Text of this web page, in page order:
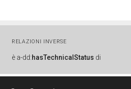
RELAZIONI INVERSE
è a-dd:hasTechnicalStatus di